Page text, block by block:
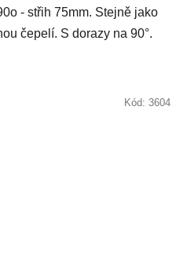
- střih 75mm. Stejně jako
čepelí. S dorazy na 90°.
Kód: 3604